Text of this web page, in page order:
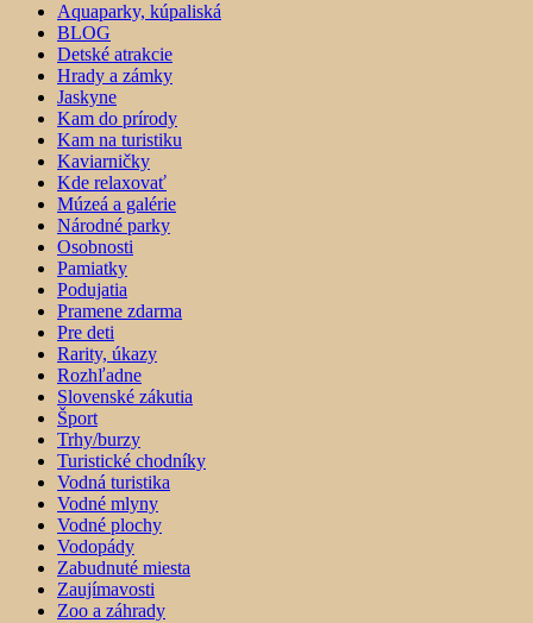
Aquaparky, kúpaliská
BLOG
Detské atrakcie
Hrady a zámky
Jaskyne
Kam do prírody
Kam na turistiku
Kaviarničky
Kde relaxovať
Múzeá a galérie
Národné parky
Osobnosti
Pamiatky
Podujatia
Pramene zdarma
Pre deti
Rarity, úkazy
Rozhľadne
Slovenské zákutia
Šport
Trhy/burzy
Turistické chodníky
Vodná turistika
Vodné mlyny
Vodné plochy
Vodopády
Zabudnuté miesta
Zaujímavosti
Zoo a záhrady